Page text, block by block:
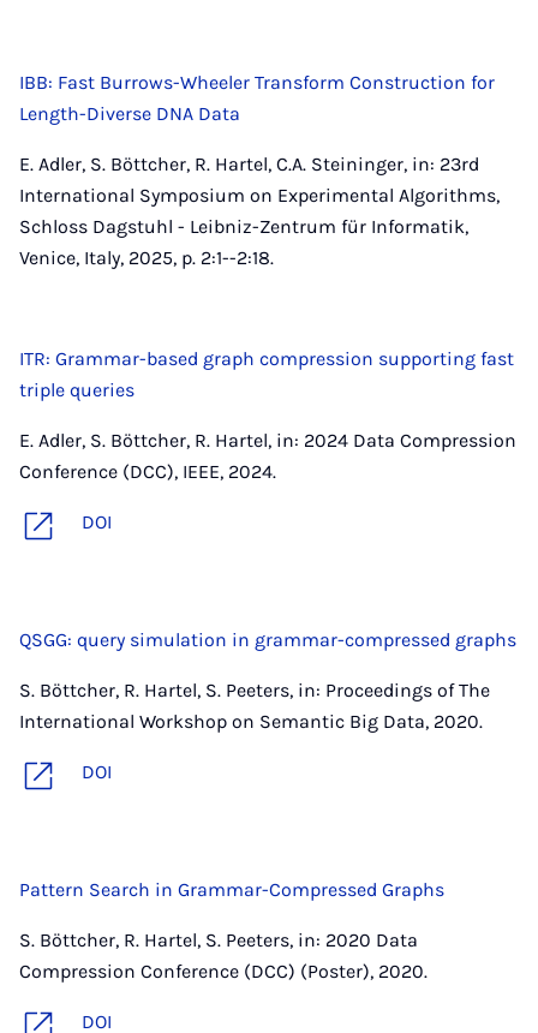
IBB: Fast Burrows-Wheeler Transform Construction for
Length-Diverse DNA Data
E. Adler, S. Böttcher, R. Hartel, C.A. Steininger, in: 23rd
International Symposium on Experimental Algorithms,
Schloss Dagstuhl - Leibniz-Zentrum für Informatik,
Venice, Italy, 2025, p. 2:1--2:18.
ITR: Grammar-based graph compression supporting fast
triple queries
E. Adler, S. Böttcher, R. Hartel, in: 2024 Data Compression
Conference (DCC), IEEE, 2024.
DOI
QSGG: query simulation in grammar-compressed graphs
S. Böttcher, R. Hartel, S. Peeters, in: Proceedings of The
International Workshop on Semantic Big Data, 2020.
DOI
Pattern Search in Grammar-Compressed Graphs
S. Böttcher, R. Hartel, S. Peeters, in: 2020 Data
Compression Conference (DCC) (Poster), 2020.
DOI